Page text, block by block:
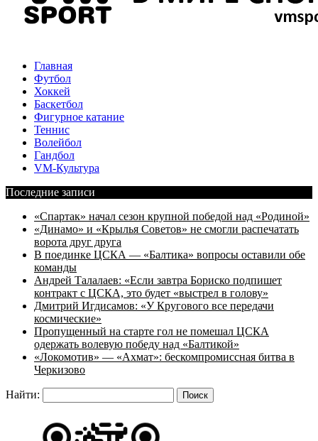
Главная
Футбол
Хоккей
Баскетбол
Фигурное катание
Теннис
Волейбол
Гандбол
VM-Культура
Последние записи
«Спартак» начал сезон крупной победой над «Родиной»
«Динамо» и «Крылья Советов» не смогли распечатать
ворота друг друга
В поединке ЦСКА — «Балтика» вопросы оставили обе
команды
Андрей Талалаев: «Если завтра Бориско подпишет
контракт с ЦСКА, это будет «выстрел в голову»
Дмитрий Игдисамов: «У Кругового все передачи
космические»
Пропущенный на старте гол не помешал ЦСКА
одержать волевую победу над «Балтикой»
«Локомотив» — «Ахмат»: бескомпромиссная битва в
Черкизово
Найти: